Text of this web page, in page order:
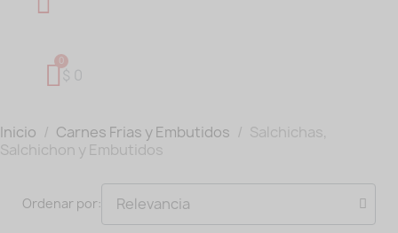
$ 0
Inicio Carnes Frias y Embutidos
Salchichas,
Salchichon y Embutidos
Ordenar por: